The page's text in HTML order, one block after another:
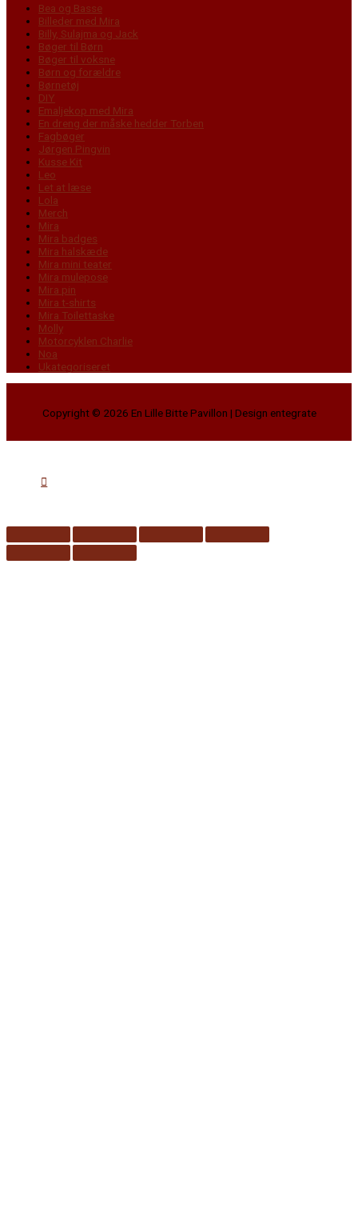
Bea og Basse
Billeder med Mira
Billy, Sulajma og Jack
Bøger til Børn
Bøger til voksne
Børn og forældre
Børnetøj
DIY
Emaljekop med Mira
En dreng der måske hedder Torben
Fagbøger
Jørgen Pingvin
Kusse Kit
Leo
Let at læse
Lola
Merch
Mira
Mira badges
Mira halskæde
Mira mini teater
Mira mulepose
Mira pin
Mira t-shirts
Mira Toilettaske
Molly
Motorcyklen Charlie
Noa
Ukategoriseret
Copyright © 2026 En Lille Bitte Pavillon | Design entegrate